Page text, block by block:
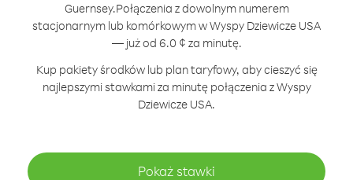
Guernsey.Połączenia z dowolnym numerem
stacjonarnym lub komórkowym w Wyspy Dziewicze USA
— już od 6.0 ¢ za minutę.
Kup pakiety środków lub plan taryfowy, aby cieszyć się
najlepszymi stawkami za minutę połączenia z Wyspy
Dziewicze USA.
Pokaż stawki